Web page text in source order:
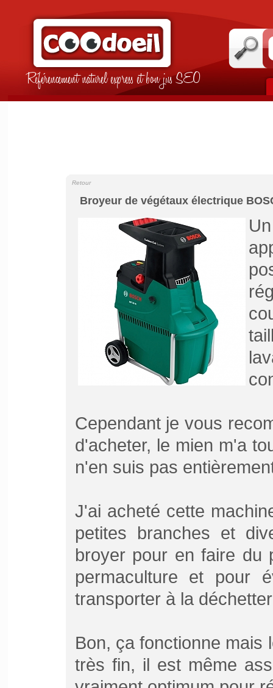
Référencement naturel express et bon jus SEO
Broyeur de végétaux électrique
Retour
Cependant je vous
d'acheter, le mien m'a
n'en suis pas
J'ai acheté cette
petites branches et
broyer pour en faire du
permaculture et pour
transporter à la
Bon, ça fonctionne mais
très fin, il est même